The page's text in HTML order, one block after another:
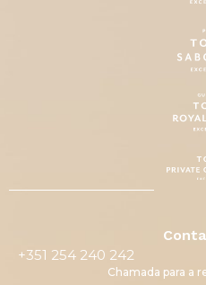
+351 254 240 242
Chamada para a